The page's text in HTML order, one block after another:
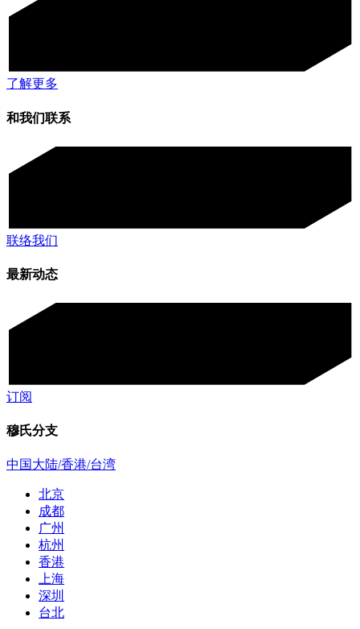
了解更多
和我们联系
联络我们
最新动态
订阅
穆氏分支
中国大陆/香港/台湾
北京
成都
广州
杭州
香港
上海
深圳
台北